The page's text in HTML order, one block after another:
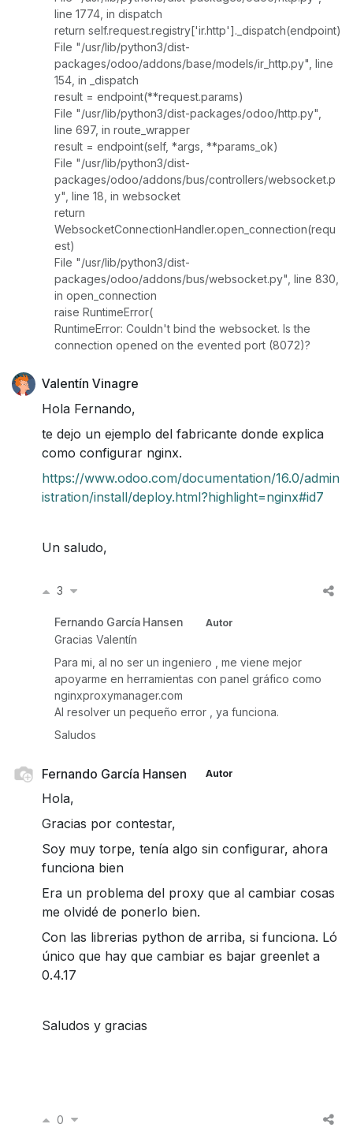
line 1774, in dispatch
return self.request.registry['ir.http']._dispatch(endpoint)
File "/usr/lib/python3/dist-
packages/odoo/addons/base/models/ir_http.py", line
154, in _dispatch
result = endpoint(**request.params)
File "/usr/lib/python3/dist-packages/odoo/http.py",
line 697, in route_wrapper
result = endpoint(self, *args, **params_ok)
File "/usr/lib/python3/dist-
packages/odoo/addons/bus/controllers/websocket.p
y", line 18, in websocket
return
WebsocketConnectionHandler.open_connection(requ
est)
File "/usr/lib/python3/dist-
packages/odoo/addons/bus/websocket.py", line 830,
in open_connection
raise RuntimeError(
RuntimeError: Couldn't bind the websocket. Is the
connection opened on the evented port (8072)?
Valentín Vinagre
Hola Fernando,
te dejo un ejemplo del fabricante donde explica
como configurar nginx.
https://www.odoo.com/documentation/16.0/admin
istration/install/deploy.html?highlight=nginx#id7
Un saludo,
3
Fernando García Hansen Autor
Gracias Valentín
Para mi, al no ser un ingeniero , me viene mejor
apoyarme en herramientas con panel gráfico como
nginxproxymanager.com
Al resolver un pequeño error , ya funciona.
Saludos
Fernando García Hansen Autor
Hola,
Gracias por contestar,
Soy muy torpe, tenía algo sin configurar, ahora
funciona bien
Era un problema del proxy que al cambiar cosas
me olvidé de ponerlo bien.
Con las librerias python de arriba, si funciona. Ló
único que hay que cambiar es bajar greenlet a
0.4.17
Saludos y gracias
0